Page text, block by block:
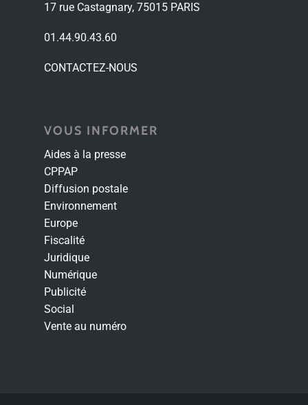
17 rue Castagnary, 75015 PARIS
01.44.90.43.60
CONTACTEZ-NOUS
VOUS INFORMER
Aides à la presse
CPPAP
Diffusion postale
Environnement
Europe
Fiscalité
Juridique
Numérique
Publicité
Social
Vente au numéro